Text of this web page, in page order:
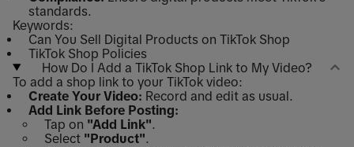
standards.
Keywords:
Can You Sell Digital Products on TikTok Shop
TikTok Shop Policies
How Do I Add a TikTok Shop Link to My Video?
To add a shop link to your TikTok video:
Create Your Video: Record and edit as usual.
Add Link Before Posting:
Tap on "Add Link".
Select "Product".